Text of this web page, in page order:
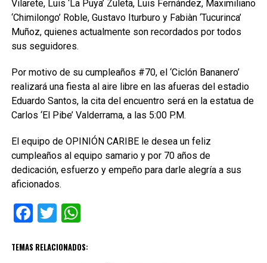
Vilarete, Luis ‘La Puya’ Zuleta, Luis Fernández, Maximiliano
‘Chimilongo’ Roble, Gustavo Iturburo y Fabiàn ‘Tucurinca’
Muñoz, quienes actualmente son recordados por todos
sus seguidores.
Por motivo de su cumpleaños #70, el ‘Ciclón Bananero’
realizará una fiesta al aire libre en las afueras del estadio
Eduardo Santos, la cita del encuentro será en la estatua de
Carlos ‘El Pibe’ Valderrama, a las 5:00 P.M.
El equipo de OPINIÓN CARIBE le desea un feliz
cumpleaños al equipo samario y por 70 años de
dedicación, esfuerzo y empeño para darle alegría a sus
aficionados.
Facebook
TwitterWhatsApp
TEMAS RELACIONADOS: